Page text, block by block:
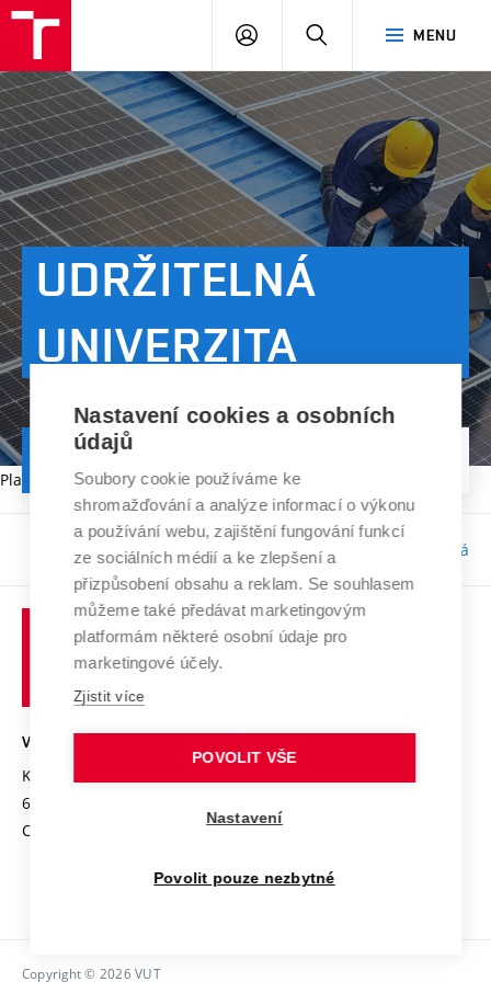
MENU
PŘIHLÁSIT
UDRŽITELNÁ
UNIVERZITA
Platnost dokumentu vypršela.
Odpovědnost:Bc. Tereza Kučerová
VYSOKÉ UČENÍ TECHNICKÉ V BRNĚ
Kolejní 2906/4
612 00 Brno
Czech Republic
Copyright © 2026 VUT
Nastavení cookies a osobních
údajů
Soubory cookie používáme ke
shromažďování a analýze informací o výkonu
a používání webu, zajištění fungování funkcí
ze sociálních médií a ke zlepšení a
přizpůsobení obsahu a reklam. Se souhlasem
můžeme také předávat marketingovým
platformám některé osobní údaje pro
marketingové účely.
Zjistit více
POVOLIT VŠE
Nastavení
Povolit pouze nezbytné